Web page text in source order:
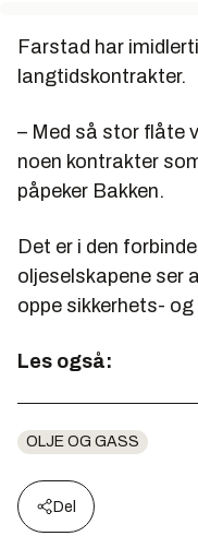
Farstad har
langtidskontrakter.
– Med så stor flåte
noen kontrakter
påpeker Bakken.
Det er i den
oljeselskapene ser
oppe sikkerhets-
Les også:
OLJE OG GASS
Del